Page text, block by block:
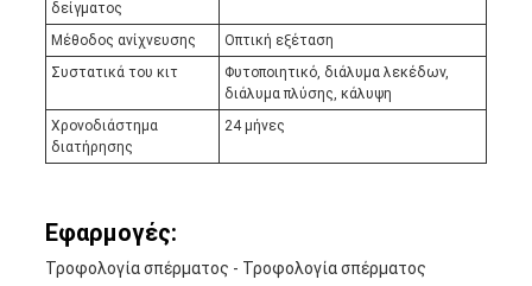
δείγματος
Μέθοδος ανίχνευσης
Οπτική εξέταση
Συστατικά του κιτ
Φυτοποιητικό, διάλυμα λεκέδων,
διάλυμα πλύσης, κάλυψη
Χρονοδιάστημα
διατήρησης
24 μήνες
Εφαρμογές:
Τροφολογία σπέρματος - Τροφολογία σπέρματος